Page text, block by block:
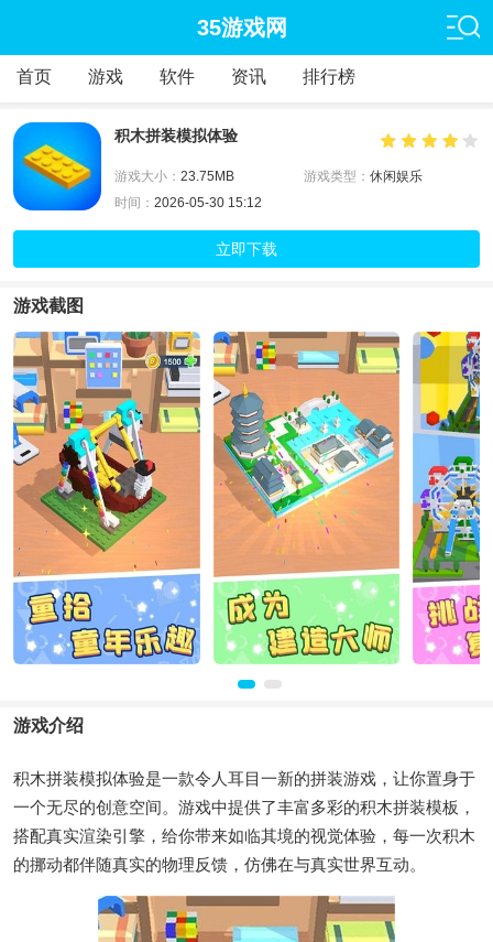
35游戏网
首页 游戏 软件 资讯 排行榜
积木拼装模拟体验
游戏大小： 23.75MB 游戏类型： 休闲娱乐
时间： 2026-05-30 15:12
立即下载
游戏截图
游戏介绍
积木拼装模拟体验是一款令人耳目一新的拼装游戏，让你置身于
一个无尽的创意空间。游戏中提供了丰富多彩的积木拼装模板，
搭配真实渲染引擎，给你带来如临其境的视觉体验，每一次积木
的挪动都伴随真实的物理反馈，仿佛在与真实世界互动。